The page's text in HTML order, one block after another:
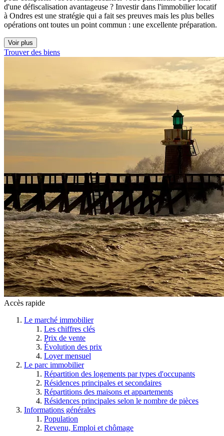
d'une défiscalisation avantageuse ? Investir dans l'immobilier locatif
à Ondres est une stratégie qui a fait ses preuves mais les plus belles
opérations ont toutes un point commun : une excellente préparation.
Voir plus
Trouver des biens
Accès rapide
Le marché immobilier
Les chiffres clés
Prix de vente
Évolution des prix
Loyer mensuel
Le parc immobilier
Répartition des logements par types d'occupants
Résidences principales et secondaires
Répartitions des maisons et appartements
Résidences principales selon le nombre de pièces
Informations générales
Population
Revenu, Emploi et chômage